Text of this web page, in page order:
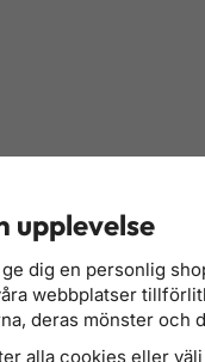
upplevelse
dig en personlig
webbplatser
deras mönster och
alla cookies eller